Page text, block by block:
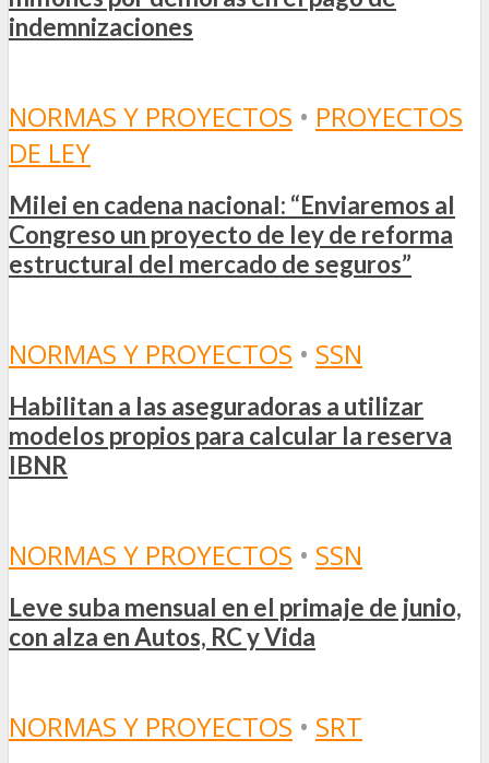
indemnizaciones
NORMAS Y PROYECTOS • PROYECTOS
DE LEY
Milei en cadena nacional: “Enviaremos al
Congreso un proyecto de ley de reforma
estructural del mercado de seguros”
NORMAS Y PROYECTOS • SSN
Habilitan a las aseguradoras a utilizar
modelos propios para calcular la reserva
IBNR
NORMAS Y PROYECTOS • SSN
Leve suba mensual en el primaje de junio,
con alza en Autos, RC y Vida
NORMAS Y PROYECTOS • SRT